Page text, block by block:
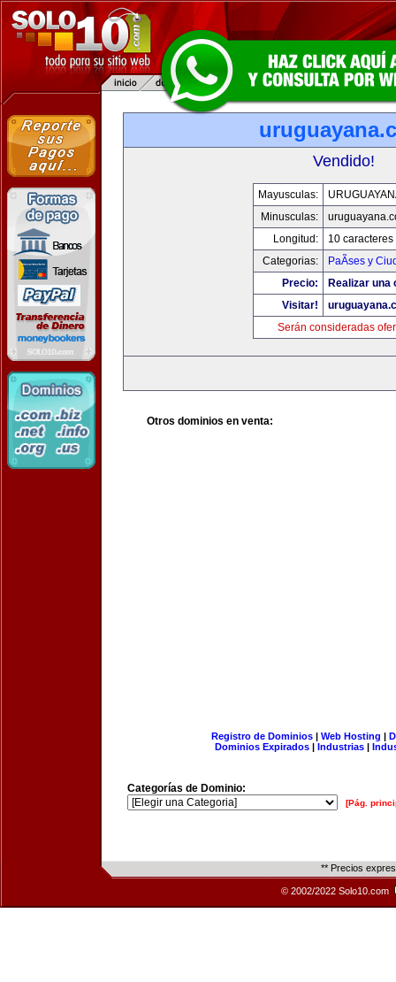
Vendido!
Mayusculas:
Minusculas:
Longitud:
10 caracteres
Categorias:
PaÃ­ses y
Precio:
Realizar una
Visitar!
Serán consideradas
Otros dominios en venta:
Registro de Dominios| Web Hosting |
Dominios Expirados | Industrias |
Categorías de Dominio:
[Pág.
** Precios
© 2002/2022 Solo10.com